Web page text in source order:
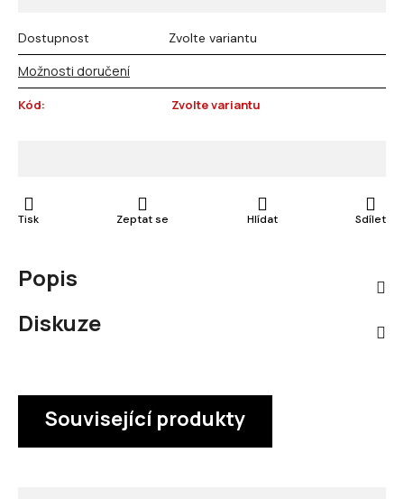
Dostupnost Zvolte variantu
Možnosti doručení
Kód: Zvolte variantu
Tisk Zeptat se Hlídat Sdílet
Popis
Diskuze
Související produkty